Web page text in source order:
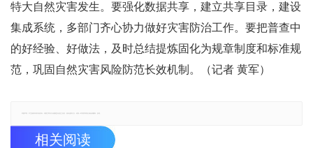
特大自然灾害发生。要强化数据共享，建立共享目录，建设
集成系统，多部门齐心协力做好灾害防治工作。要把普查中
的好经验、好做法，及时总结提炼固化为规章制度和标准规
范，巩固自然灾害风险防范长效机制。（记者 黄军）
相关阅读